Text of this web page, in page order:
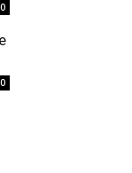
0
0